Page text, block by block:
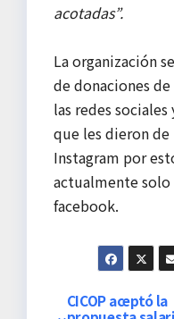
acotadas”.
La organización
de donaciones
las redes
que les dieron de
Instagram por
actualmente solo
facebook.
NCICOP aceptó la